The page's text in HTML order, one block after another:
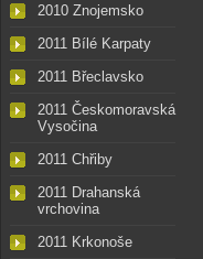
2010 Znojemsko
2011 Bílé Karpaty
2011 Břeclavsko
2011 Českomoravská
Vysočina
2011 Chřiby
2011 Drahanská
vrchovina
2011 Krkonoše